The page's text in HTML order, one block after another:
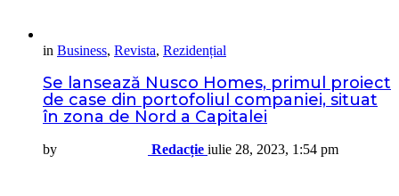
in Business, Revista, Rezidențial
Se lansează Nusco Homes, primul proiect
de case din portofoliul companiei, situat
în zona de Nord a Capitalei
by Redacție iulie 28, 2023, 1:54 pm